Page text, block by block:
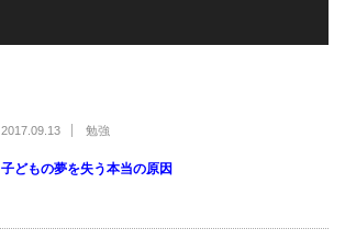
2017.09.13 勉強
子どもの夢を失う本当の原因